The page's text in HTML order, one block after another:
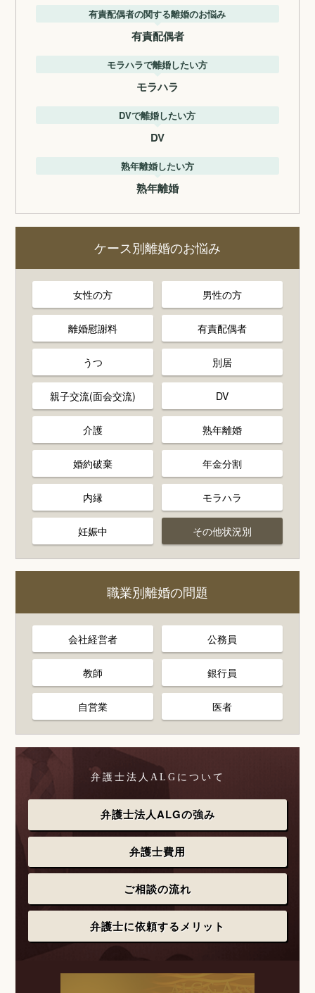
有責配偶者の関する離婚のお悩み
有責配偶者
モラハラで離婚したい方
モラハラ
DVで離婚したい方
DV
熟年離婚したい方
熟年離婚
ケース別離婚のお悩み
女性の方 男性の方
離婚慰謝料 有責配偶者
うつ 別居
親子交流(面会交流) DV
介護 熟年離婚
婚約破棄 年金分割
内縁 モラハラ
妊娠中 その他状況別
職業別離婚の問題
会社経営者 公務員
教師 銀行員
自営業 医者
弁護士法人ALGについて
弁護士法人ALGの強み
弁護士費用
ご相談の流れ
弁護士に依頼するメリット